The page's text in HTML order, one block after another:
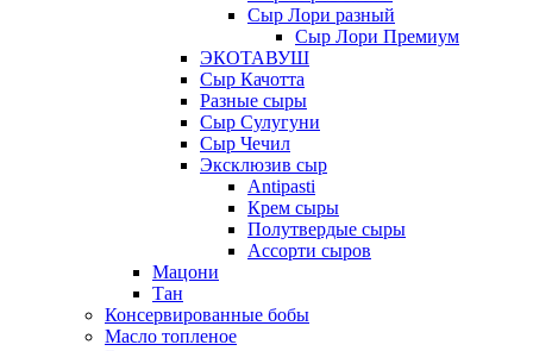
Сыр Лори разный
Сыр Лори Премиум
ЭКОТАВУШ
Сыр Качотта
Разные сыры
Сыр Сулугуни
Сыр Чечил
Эксклюзив сыр
Antipasti
Крем сыры
Полутвердые сыры
Ассорти сыров
Мацони
Тан
Консервированные бобы
Масло топленое